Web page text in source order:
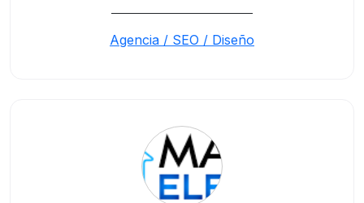
Agencia / SEO / Diseño